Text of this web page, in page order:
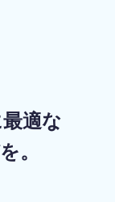
適な
。